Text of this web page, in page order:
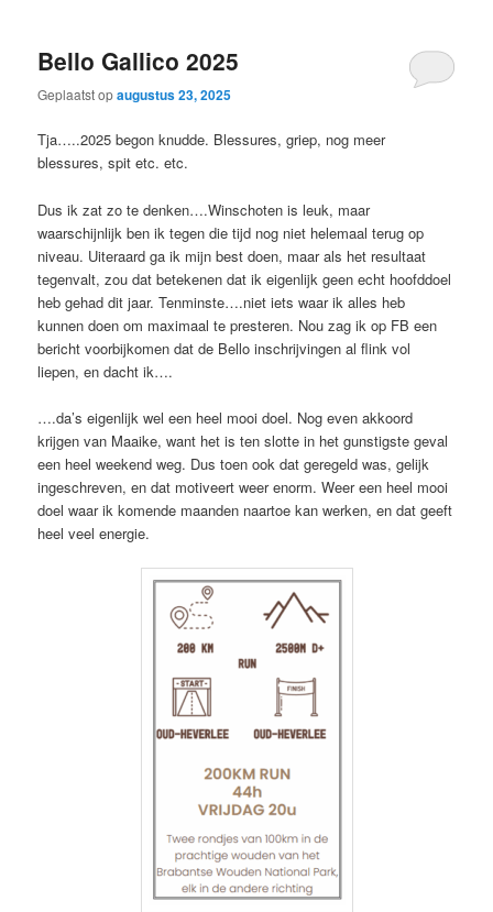
Bello Gallico 2025
Geplaatst opaugustus 23, 2025
Tja…..2025 begon knudde. Blessures, griep, nog meer
blessures, spit etc. etc.
Dus ik zat zo te denken….Winschoten is leuk, maar
waarschijnlijk ben ik tegen die tijd nog niet helemaal terug op
niveau. Uiteraard ga ik mijn best doen, maar als het resultaat
tegenvalt, zou dat betekenen dat ik eigenlijk geen echt hoofddoel
heb gehad dit jaar. Tenminste….niet iets waar ik alles heb
kunnen doen om maximaal te presteren. Nou zag ik op FB een
bericht voorbijkomen dat de Bello inschrijvingen al flink vol
liepen, en dacht ik….
….da’s eigenlijk wel een heel mooi doel. Nog even akkoord
krijgen van Maaike, want het is ten slotte in het gunstigste geval
een heel weekend weg. Dus toen ook dat geregeld was, gelijk
ingeschreven, en dat motiveert weer enorm. Weer een heel mooi
doel waar ik komende maanden naartoe kan werken, en dat geeft
heel veel energie.